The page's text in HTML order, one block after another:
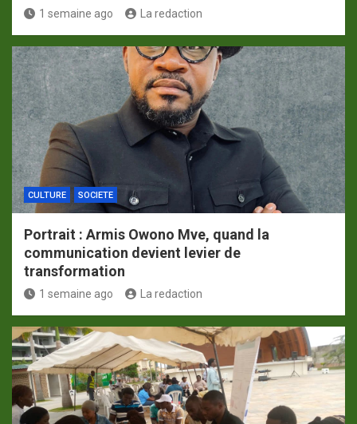
1 semaine ago La redaction
CULTURE SOCIETE
Portrait : Armis Owono Mve, quand la
communication devient levier de
transformation
1 semaine ago La redaction